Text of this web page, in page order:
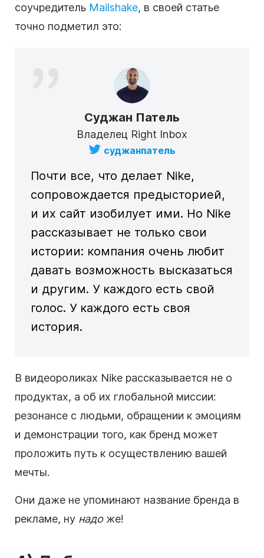
соучредитель Mailshake, в своей статье
точно подметил это:
Суджан Патель
Владелец Right Inbox
суджанпатель
Почти все, что делает Nike,
сопровождается предысторией,
и их сайт изобилует ими. Но Nike
рассказывает не только свои
истории: компания очень любит
давать возможность высказаться
и другим. У каждого есть свой
голос. У каждого есть своя
история.
В видеороликах Nike рассказывается не о
продуктах, а об их глобальной миссии:
резонансе с людьми, обращении к эмоциям
и демонстрации того, как бренд может
проложить путь к осуществлению вашей
мечты.
Они даже не упоминают название бренда в
рекламе, ну надоже!